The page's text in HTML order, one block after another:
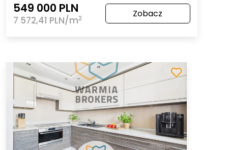
549 000 PLN
7 572,41 PLN/m2 Zobacz